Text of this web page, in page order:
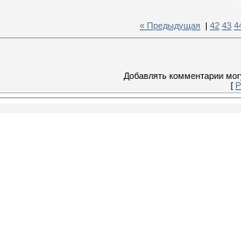
« Предыдущая 42 43
Добавлять комментарии
[